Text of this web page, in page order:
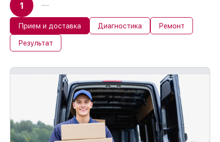
1
Прием и доставка Диагностика Ремонт
Результат